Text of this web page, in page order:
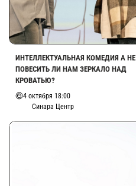
ИНТЕЛЛЕКТУАЛЬНАЯ КОМЕДИЯ А НЕ
ПОВЕСИТЬ ЛИ НАМ ЗЕРКАЛО НАД
КРОВАТЬЮ?
4 октября 18:00
Синара Центр